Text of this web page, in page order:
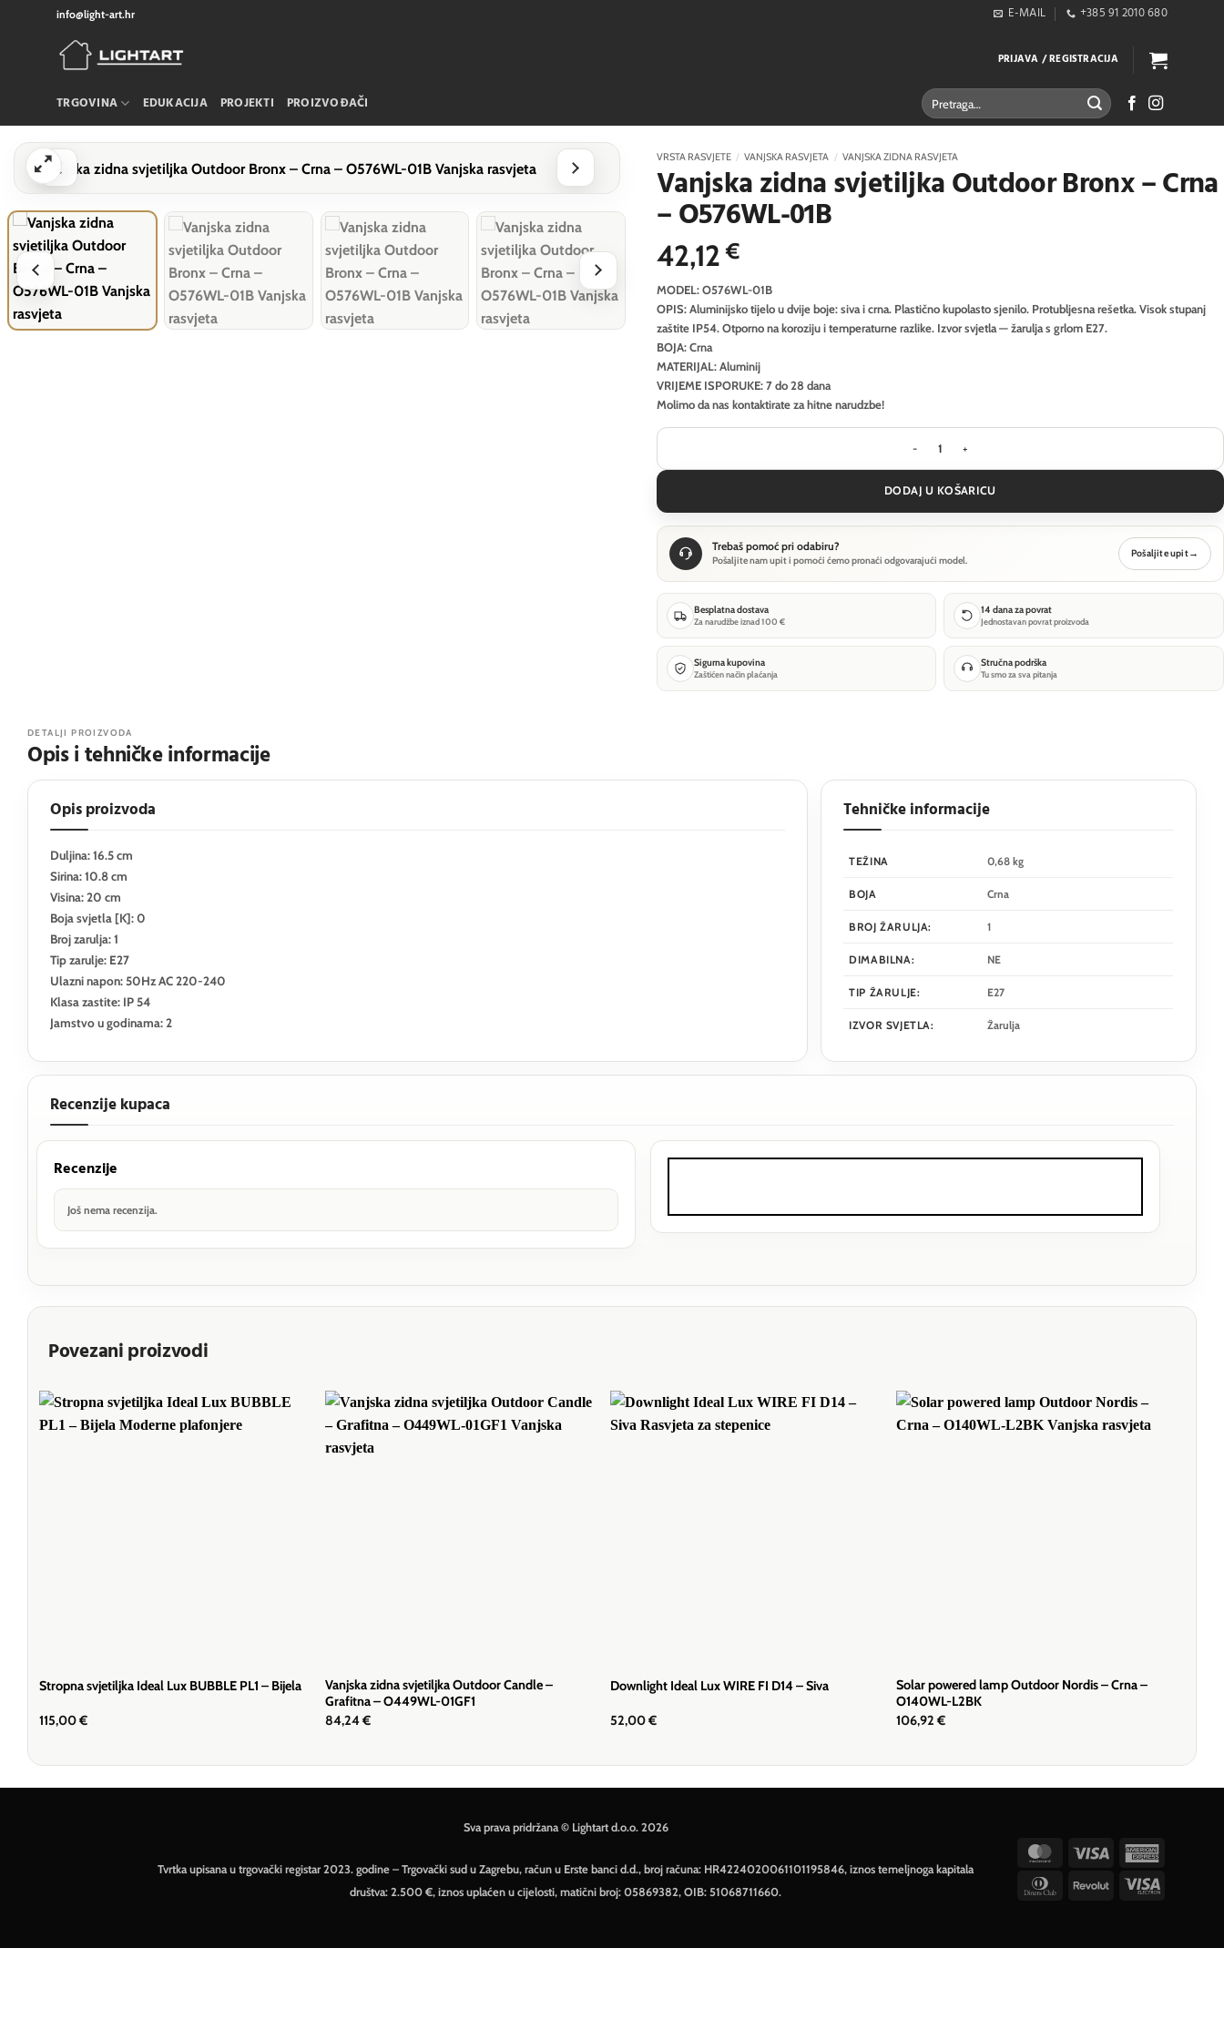
info@light-art.hr E-MAIL +385 91 2010 680
PRIJAVA / REGISTRACIJA
TRGOVINA EDUKACIJA PROJEKTI PROIZVOĐAČI Pretraži:
VRSTA RASVJETE / VANJSKA RASVJETA / VANJSKA ZIDNA RASVJETA
Vanjska zidna svjetiljka Outdoor Bronx – Crna
– O576WL-01B
42,12€
MODEL: O576WL-01B
OPIS: Aluminijsko tijelo u dvije boje: siva i crna. Plastično kupolasto sjenilo. Protubljesna rešetka. Visok stupanj
zaštite IP54. Otporno na koroziju i temperaturne razlike. Izvor svjetla — žarulja s grlom E27.
BOJA: Crna
MATERIJAL: Aluminij
VRIJEME ISPORUKE: 7 do 28 dana
Molimo da nas kontaktirate za hitne narudzbe!
Vanjska zidna svjetiljka Outdoor Bronx - Crna -
DODAJ U KOŠARICU
Trebaš pomoć pri odabiru?
Pošaljite nam upit i pomoći ćemo pronaći odgovarajući model.
Pošaljite upit→
Besplatna dostava
Za narudžbe iznad 100 €
14 dana za povrat
Jednostavan povrat proizvoda
Sigurna kupovina
Zaštićen način plaćanja
Stručna podrška
Tu smo za sva pitanja
DETALJI PROIZVODA
Opis i tehničke informacije
Opis proizvoda
Duljina: 16.5 cm
Sirina: 10.8 cm
Visina: 20 cm
Boja svjetla [K]: 0
Broj zarulja: 1
Tip zarulje: E27
Ulazni napon: 50Hz AC 220-240
Klasa zastite: IP 54
Jamstvo u godinama: 2
Tehničke informacije
TEŽINA 0,68 kg
BOJA Crna
BROJ ŽARULJA: 1
DIMABILNA: NE
TIP ŽARULJE: E27
IZVOR SVJETLA: Žarulja
Recenzije kupaca
Recenzije
Još nema recenzija.
Povezani proizvodi
Stropna svjetiljka Ideal Lux BUBBLE PL1 – Bijela
115,00€
Vanjska zidna svjetiljka Outdoor Candle –
Grafitna – O449WL-01GF1
84,24€
Downlight Ideal Lux WIRE FI D14 – Siva
52,00€
Solar powered lamp Outdoor Nordis – Crna –
O140WL-L2BK
106,92 €
Sva prava pridržana © Lightart d.o.o. 2026
Tvrtka upisana u trgovački registar 2023. godine – Trgovački sud u Zagrebu, račun u Erste banci d.d., broj računa: HR4224020061101195846, iznos temeljnoga kapitala
društva: 2.500 €, iznos uplaćen u cijelosti, matični broj: 05869382, OIB: 51068711660.
MasterCard
Visa
DinnersRevolutVisa